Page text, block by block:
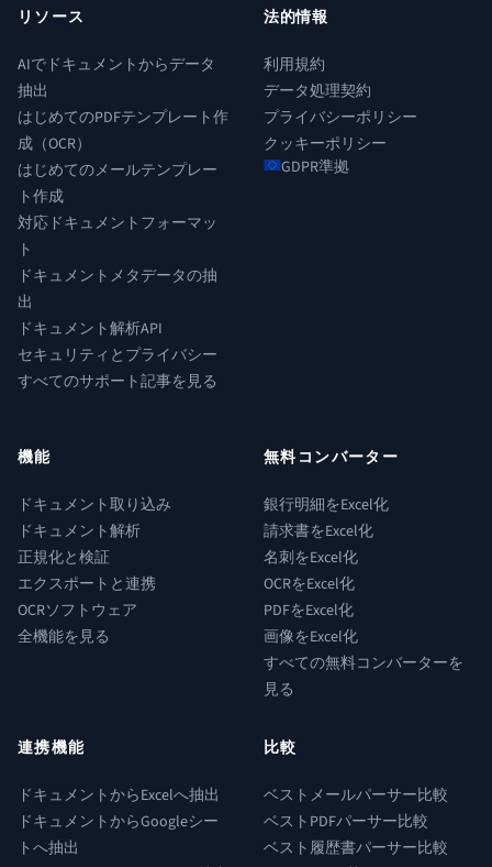
リソース
AIでドキュメントからデータ
抽出
はじめてのPDFテンプレート作
成（OCR）
はじめてのメールテンプレー
ト作成
対応ドキュメントフォーマッ
ト
ドキュメントメタデータの抽
出
ドキュメント解析API
セキュリティとプライバシー
すべてのサポート記事を見る
法的情報
利用規約
データ処理契約
プライバシーポリシー
クッキーポリシー
GDPR準拠
機能
ドキュメント取り込み
ドキュメント解析
正規化と検証
エクスポートと連携
OCRソフトウェア
全機能を見る
無料コンバーター
銀行明細をExcel化
請求書をExcel化
名刺をExcel化
OCRをExcel化
PDFをExcel化
画像をExcel化
すべての無料コンバーターを
見る
連携機能
ドキュメントからExcelへ抽出
ドキュメントからGoogleシー
トへ抽出
比較
ベストメールパーサー比較
ベストPDFパーサー比較
ベスト履歴書パーサー比較